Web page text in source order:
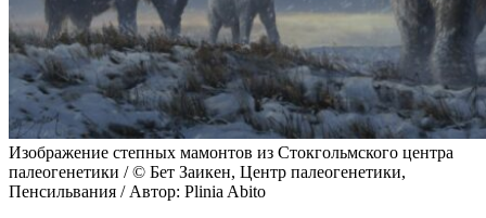
Изображение степных мамонтов из Стокгольмского центра
палеогенетики / © Бет Заикен, Центр палеогенетики,
Пенсильвания / Автор: Plinia Abito